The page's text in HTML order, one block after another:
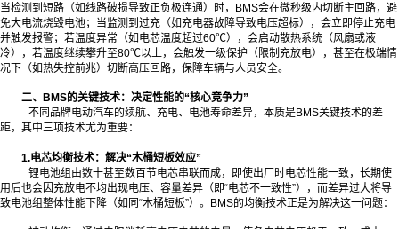
当检测到短路（如线路破损导致正负极连通）时，BMS会在微秒级内切断主回路，避
免大电流烧毁电池；当监测到过充（如充电器故障导致电压超标），会立即停止充电
并触发报警；若温度异常（如电芯温度超过60℃），会启动散热系统（风扇或液
冷），若温度继续攀升至80℃以上，会触发一级保护（限制充放电），甚至在极端情
况下（如热失控前兆）切断高压回路，保障车辆与人员安全。
二、BMS的关键技术：决定性能的“核心竞争力”
不同品牌电动汽车的续航、充电、电池寿命差异，本质是BMS关键技术的差
距，其中三项技术尤为重要：
1.电芯均衡技术：解决“木桶短板效应”
锂电池组由数十甚至数百节电芯串联而成，即使出厂时电芯性能一致，长期使
用后也会因充放电不均出现电压、容量差异（即“电芯不一致性”），而差异过大将导
致电池组整体性能下降（如同“木桶短板”）。BMS的均衡技术正是为解决这一问题：